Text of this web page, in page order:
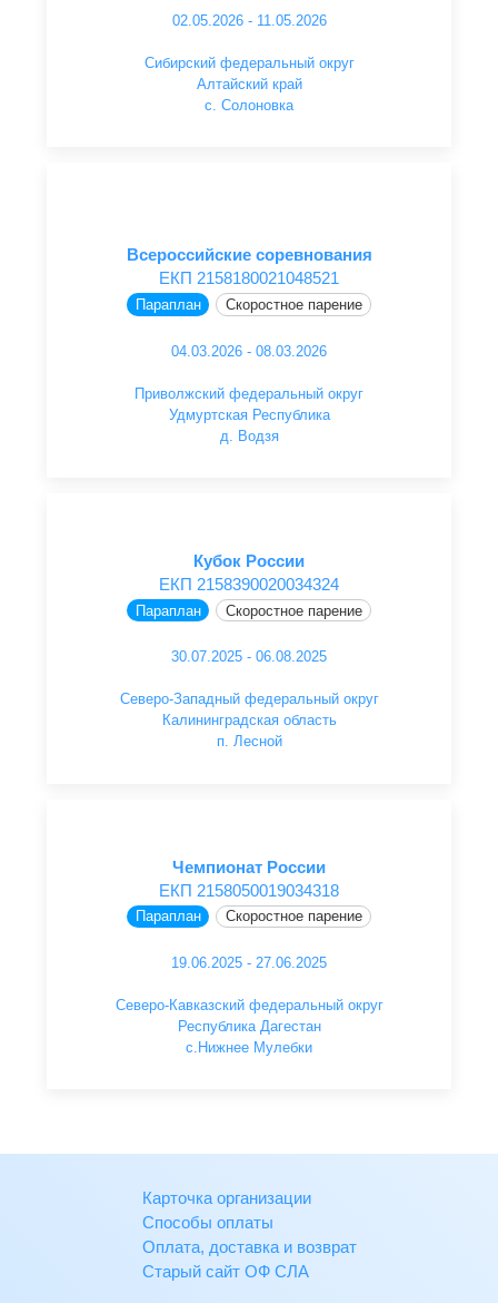
02.05.2026 - 11.05.2026
Сибирский федеральный округ
Алтайский край
с. Солоновка
Всероссийские соревнования
ЕКП 2158180021048521
Параплан Скоростное парение
04.03.2026 - 08.03.2026
Приволжский федеральный округ
Удмуртская Республика
д. Водзя
Кубок России
ЕКП 2158390020034324
Параплан Скоростное парение
30.07.2025 - 06.08.2025
Северо-Западный федеральный округ
Калининградская область
п. Лесной
Чемпионат России
ЕКП 2158050019034318
Параплан Скоростное парение
19.06.2025 - 27.06.2025
Северо-Кавказский федеральный округ
Республика Дагестан
с.Нижнее Мулебки
Карточка организации
Способы оплаты
Оплата, доставка и возврат
Старый сайт ОФ СЛА